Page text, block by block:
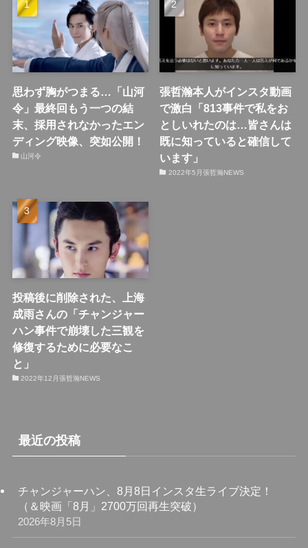
思わず胸がつまる…「山河
令」最終回もう一つの結
末、採用されなかったエン
ディング映像、突如公開！
山河令
張哲瀚本人がインスタ動画
で激白「813事件で私をお
としいれたのは…皆さんは
既に知っていると確信して
います」
2022年5月張哲瀚NEWS
投稿後に削除された、上海
成雨さんの「チャンジャー
ハン事件で崩壊した三観を
修復するために必要なこ
と」
2022年12月張哲瀚NEWS
最近の投稿
チャンジャーハン、8月8日インスタ生ライブ決定！
（＆映画「8月」2700万回再生突破）
2026年8月5日